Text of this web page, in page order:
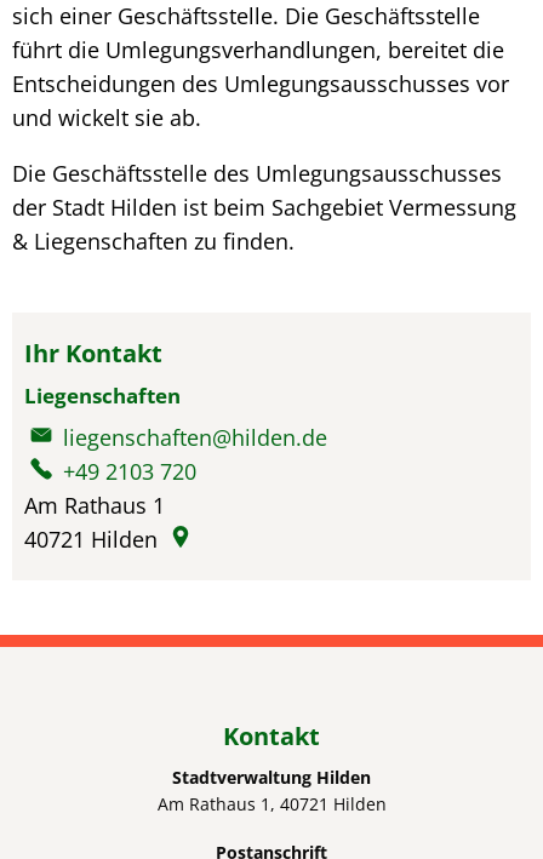
sich einer Geschäftsstelle. Die Geschäftsstelle
führt die Umlegungsverhandlungen, bereitet die
Entscheidungen des Umlegungsausschusses vor
und wickelt sie ab.
Die Geschäftsstelle des Umlegungsausschusses
der Stadt Hilden ist beim Sachgebiet Vermessung
& Liegenschaften zu finden.
Ihr Kontakt
Liegenschaften
liegenschaften@hilden.de
+49 2103 720
Am Rathaus 1
40721 Hilden
Kontakt
Stadtverwaltung Hilden
Am Rathaus 1, 40721 Hilden
Postanschrift